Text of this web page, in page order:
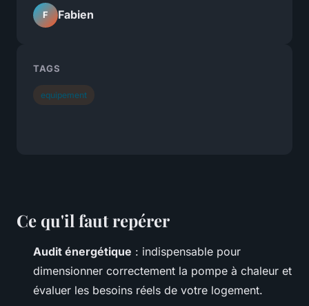
Ce qu'il faut repérer
Audit énergétique : indispensable pour
dimensionner correctement la pompe à chaleur et
évaluer les besoins réels de votre logement.
F Fabien
TAGS
equipement